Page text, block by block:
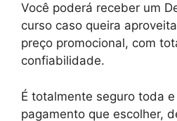
Você poderá receber um
curso caso queira
preço promocional, com
confiabilidade.
É totalmente seguro toda
pagamento que escolher,